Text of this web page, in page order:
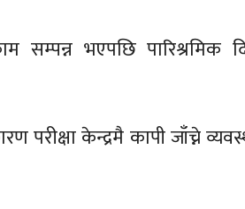
सम्पन्न भएपछि पारिश्रमिक
परीक्षा केन्द्रमै कापी जाँच्ने